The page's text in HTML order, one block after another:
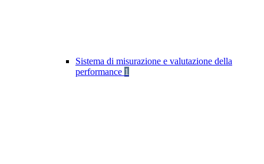
Sistema di misurazione e valutazione della
performance 1